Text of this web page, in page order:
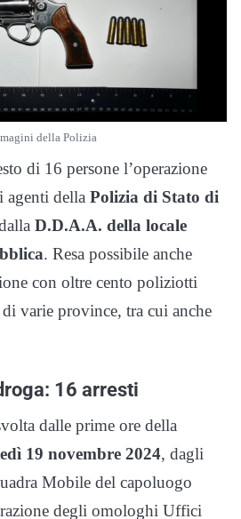
della Polizia
di 16 persone l’operazione
agenti della Polizia di Stato di
D.D.A.A. della locale
. Resa possibile anche
con oltre cento poliziotti
varie province, tra cui anche
16 arresti
dalle prime ore della
19 novembre 2024, dagli
Mobile del capoluogo
degli omologhi Uffici